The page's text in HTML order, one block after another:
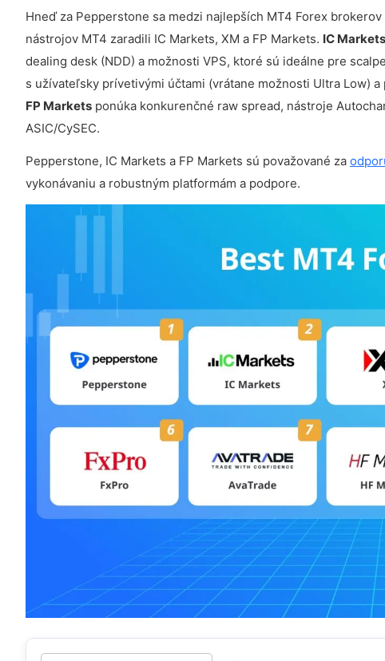
Hneď za Pepperstone sa medzi najlepších MT4 Forex
nástrojov MT4 zaradili IC Markets, XM a FP Markets. IC Markets
dealing desk (NDD) a možnosti VPS, ktoré sú ideálne pre
s užívateľsky prívetivými účtami (vrátane možnosti Ultra Low)
FP Markets ponúka konkurenčné raw spread, nástroje
ASIC/CySEC.
Pepperstone, IC Markets a FP Markets sú považované za
vykonávaniu a robustným platformám a podpore.